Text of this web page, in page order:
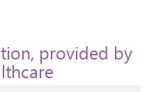
provided by